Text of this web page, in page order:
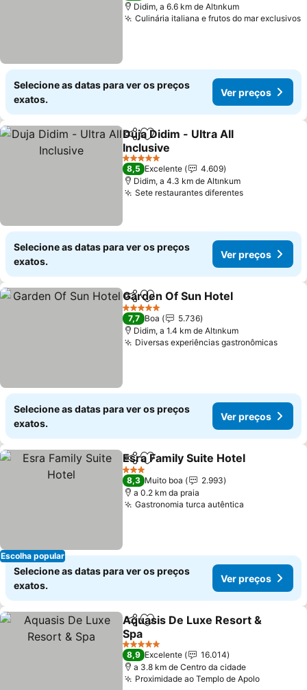
Didim, a 6.6 km de Altınkum
Culinária italiana e frutos do mar exclusivos
Selecione as datas para ver os preços
exatos.
Ver preços
PartilharAdicionar aos favoritos
Duja Didim - Ultra All
Inclusive
5 Estrelas
8,5 Excelente
4.609
Didim, a 4.3 km de Altınkum
Sete restaurantes diferentes
Selecione as datas para ver os preços
exatos.
Ver preços
PartilharAdicionar aos favoritos
Garden Of Sun Hotel
5 Estrelas
7,7 Boa
5.736
Didim, a 1.4 km de Altınkum
Diversas experiências gastronômicas
Selecione as datas para ver os preços
exatos.
Ver preços
Escolha popular
PartilharAdicionar aos favoritos
Esra Family Suite Hotel
3 Estrelas
8,3 Muito boa
2.993
a 0.2 km da praia
Gastronomia turca autêntica
Selecione as datas para ver os preços
exatos.
Ver preços
PartilharAdicionar aos favoritos
Aquasis De Luxe Resort &
Spa
5 Estrelas
8,9 Excelente
16.014
a 3.8 km de Centro da cidade
Proximidade ao Templo de Apolo